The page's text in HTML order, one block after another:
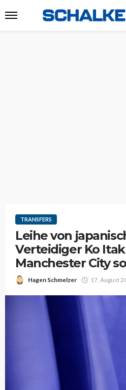
TRANSFERS
Leihe von
Verteidiger Ko
Manchester City
Hagen Schmelzer 17. August